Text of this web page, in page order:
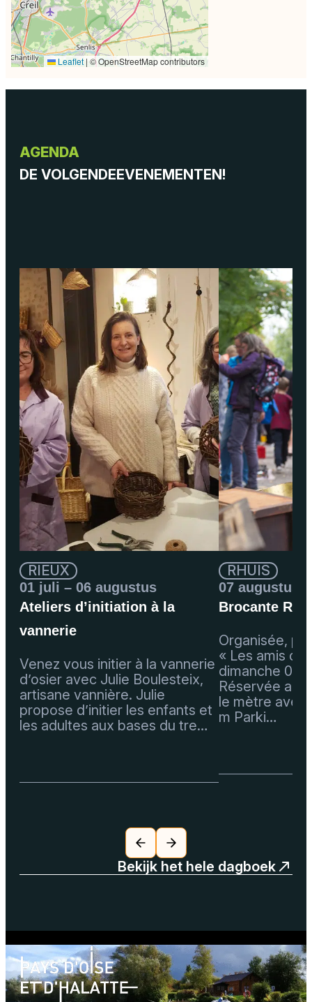
Leaflet | © OpenStreetMap contributors
AGENDA
DE VOLGENDEEVENEMENTEN!
Ateliers d’initiation à la
vannerie
RIEUX
01 juli – 06 augustus
Venez vous initier à la vannerie
d’osier avec Julie Boulesteix,
artisane vannière. Julie
propose d’initier les enfants et
les adultes aux bases du tre…
Brocante
RHUIS
07 augustus
Organisée,
« Les amis de
dimanche 07
Réservée
le mètre avec
m Parki…
Bekijk het hele dagboek